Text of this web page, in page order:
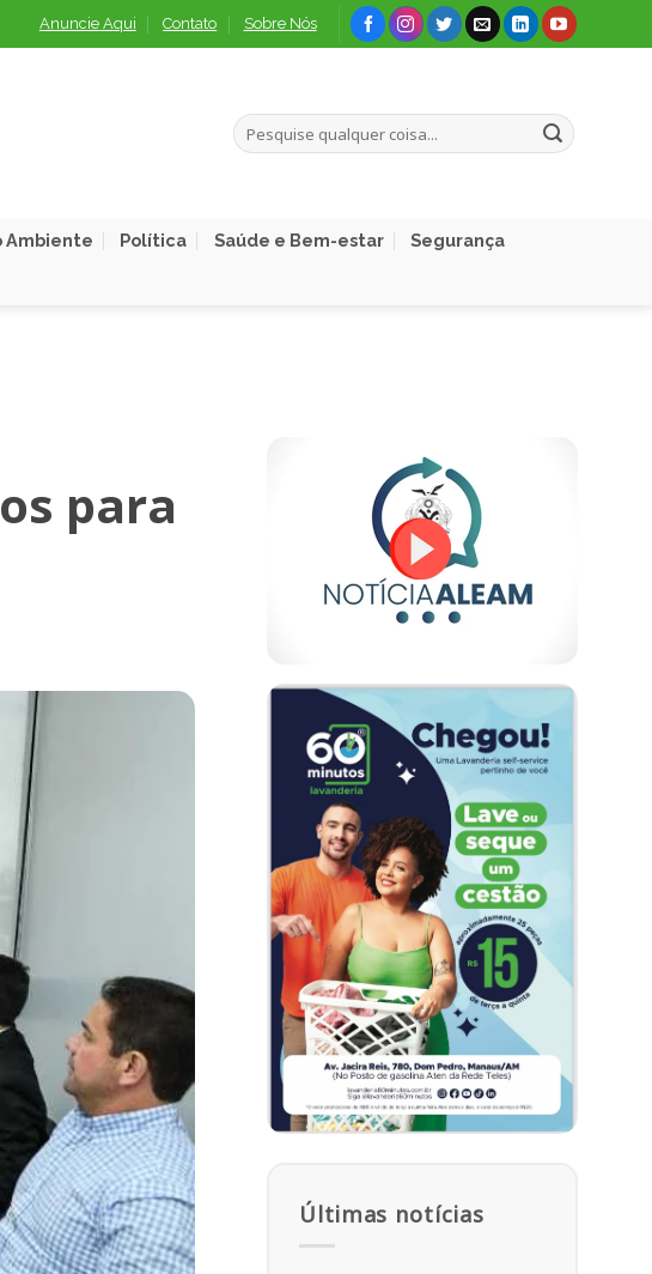
Anuncie Aqui Contato Sobre Nós
Ambiente Política Saúde e Bem-estar Segurança
para
Últimas notícias